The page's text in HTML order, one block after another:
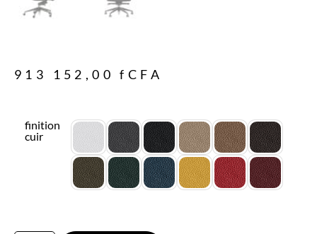
913 152,00fCFA
finition
cuir